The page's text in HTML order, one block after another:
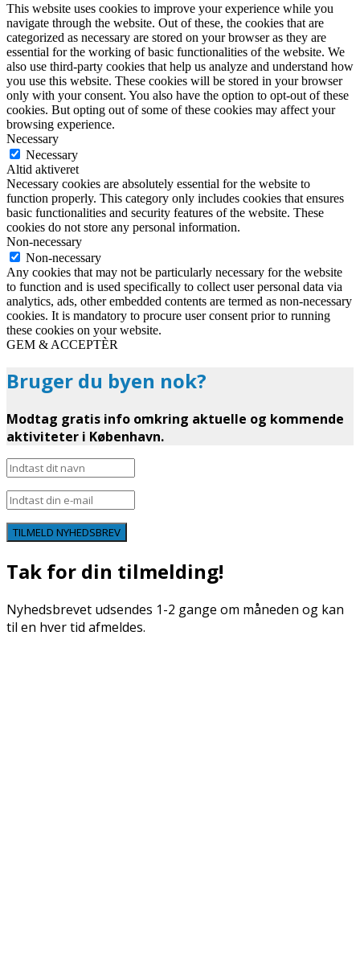
This website uses cookies to improve your experience while you
navigate through the website. Out of these, the cookies that are
categorized as necessary are stored on your browser as they are
essential for the working of basic functionalities of the website. We
also use third-party cookies that help us analyze and understand how
you use this website. These cookies will be stored in your browser
only with your consent. You also have the option to opt-out of these
cookies. But opting out of some of these cookies may affect your
browsing experience.
Necessary
Necessary
Altid aktiveret
Necessary cookies are absolutely essential for the website to
function properly. This category only includes cookies that ensures
basic functionalities and security features of the website. These
cookies do not store any personal information.
Non-necessary
Non-necessary
Any cookies that may not be particularly necessary for the website
to function and is used specifically to collect user personal data via
analytics, ads, other embedded contents are termed as non-necessary
cookies. It is mandatory to procure user consent prior to running
these cookies on your website.
GEM & ACCEPTÈR
Bruger du byen nok?
Modtag gratis info omkring aktuelle og kommende
aktiviteter i København.
TILMELD NYHEDSBREV
Tak for din tilmelding!
Nyhedsbrevet udsendes 1-2 gange om måneden og kan
til en hver tid afmeldes.